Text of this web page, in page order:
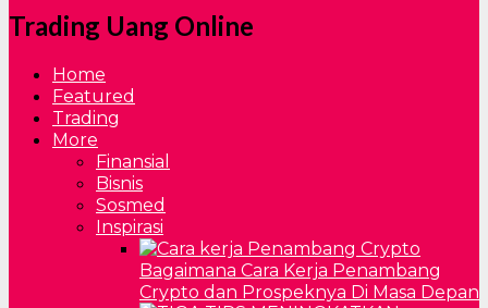
Trading Uang Online
Home
Featured
Trading
More
Finansial
Bisnis
Sosmed
Inspirasi
Bagaimana Cara Kerja Penambang
Crypto dan Prospeknya Di Masa Depan